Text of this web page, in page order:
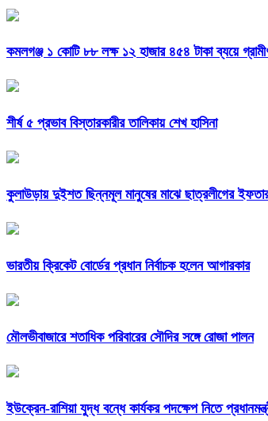
কমলগঞ্জ ১ কোটি ৮৮ লক্ষ ১২ হাজার ৪৫৪ টাকা ব্যয়ে
শীর্ষ ৫ প্রভাব বিস্তারকারীর তালিকায় শেখ হাসিনা
কুলাউড়ায় দুইশত ছিন্নমূল মানুষের মাঝে ছাত্রলীগের
ভারতীয় ক্রিকেট বোর্ডের প্রধান নির্বাচক হলেন আগারকার
মৌলভীবাজারে শতাধিক পরিবারের সৌদির সঙ্গে রোজা পালন
ইউক্রেন-রাশিয়া যুদ্ধ বন্ধে কার্যকর পদক্ষেপ নিতে